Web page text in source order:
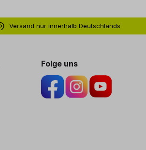
Versand nur innerhalb Deutschlands
Folge uns